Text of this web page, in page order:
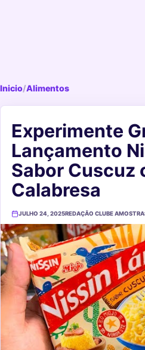
Inicio/Alimentos
Experimente
Lançamento
Sabor Cuscuz
Calabresa
JULHO 24, 2025REDAÇÃO CLUBE